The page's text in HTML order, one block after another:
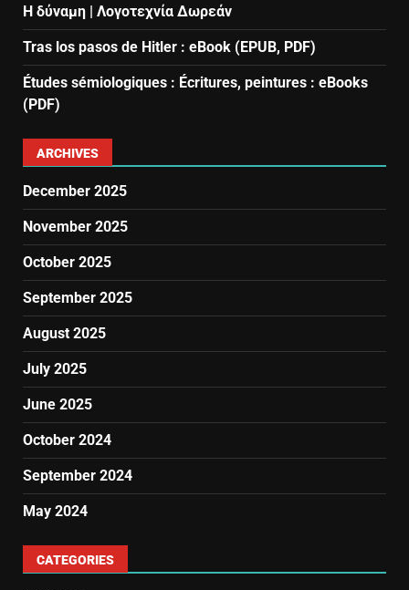
Η δύναμη | Λογοτεχνία Δωρεάν
Tras los pasos de Hitler : eBook (EPUB, PDF)
Études sémiologiques : Écritures, peintures : eBooks
(PDF)
ARCHIVES
December 2025
November 2025
October 2025
September 2025
August 2025
July 2025
June 2025
October 2024
September 2024
May 2024
CATEGORIES